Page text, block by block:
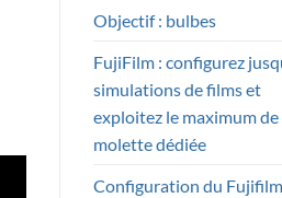
Objectif : bulbes
FujiFilm : configurez
simulations de films et
exploitez le maximum de
molette dédiée
Configuration du